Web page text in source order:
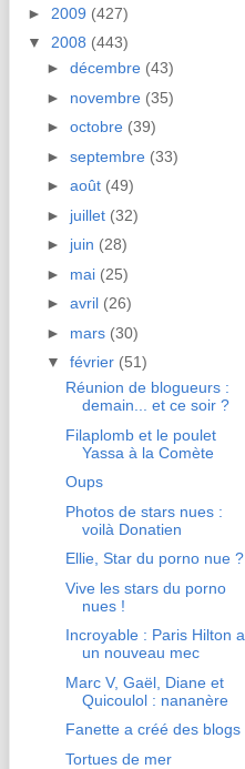
► 2009 (427)
▼ 2008 (443)
► décembre (43)
► novembre (35)
► octobre (39)
► septembre (33)
► août (49)
► juillet (32)
► juin (28)
► mai (25)
► avril (26)
► mars (30)
▼ février (51)
Réunion de blogueurs :
demain... et ce soir ?
Filaplomb et le poulet
Yassa à la Comète
Oups
Photos de stars nues :
voilà Donatien
Ellie, Star du porno nue ?
Vive les stars du porno
nues !
Incroyable : Paris Hilton a
un nouveau mec
Marc V, Gaël, Diane et
Quicoulol : nananère
Fanette a créé des blogs
Tortues de mer